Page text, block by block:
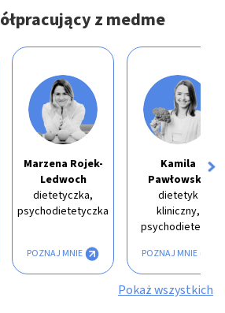
z medme
Marzena Rojek-
Ledwoch
dietetyczka,
psychodietetyczka
POZNAJ MNIE
Kamila
Pawłowska
dietetyk
kliniczny,
psychodietetyk
POZNAJ MNIE
Pokaż wszystkich